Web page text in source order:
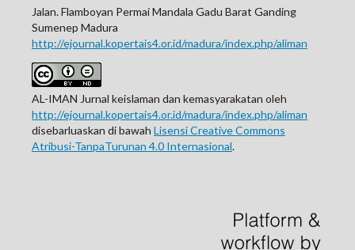
Jalan. Flamboyan Permai Mandala Gadu Barat Ganding
Sumenep Madura
http://ejournal.kopertais4.or.id/madura/index.php/aliman
AL-IMAN Jurnal keislaman dan kemasyarakatan oleh
http://ejournal.kopertais4.or.id/madura/index.php/aliman
disebarluaskan di bawah Lisensi Creative Commons
Atribusi-TanpaTurunan 4.0 Internasional.